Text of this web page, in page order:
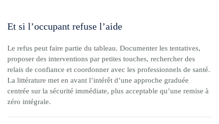
Et si l’occupant refuse l’aide
Le refus peut faire partie du tableau. Documenter les tentatives,
proposer des interventions par petites touches, rechercher des
relais de confiance et coordonner avec les professionnels de santé.
La littérature met en avant l’intérêt d’une approche graduée
centrée sur la sécurité immédiate, plus acceptable qu’une remise à
zéro intégrale.